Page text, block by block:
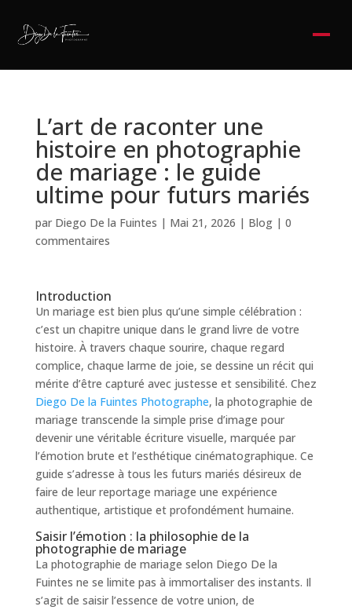
L’art de raconter une
histoire en photographie
de mariage : le guide
ultime pour futurs mariés
par Diego De la Fuintes | Mai 21, 2026 | Blog| 0
commentaires
Introduction
Un mariage est bien plus qu’une simple célébration :
c’est un chapitre unique dans le grand livre de votre
histoire. À travers chaque sourire, chaque regard
complice, chaque larme de joie, se dessine un récit qui
mérite d’être capturé avec justesse et sensibilité. Chez
Diego De la Fuintes Photographe, la photographie de
mariage transcende la simple prise d’image pour
devenir une véritable écriture visuelle, marquée par
l’émotion brute et l’esthétique cinématographique. Ce
guide s’adresse à tous les futurs mariés désireux de
faire de leur reportage mariage une expérience
authentique, artistique et profondément humaine.
Saisir l’émotion : la philosophie de la
photographie de mariage
La photographie de mariage selon Diego De la
Fuintes ne se limite pas à immortaliser des instants. Il
s’agit de saisir l’essence de votre union, de